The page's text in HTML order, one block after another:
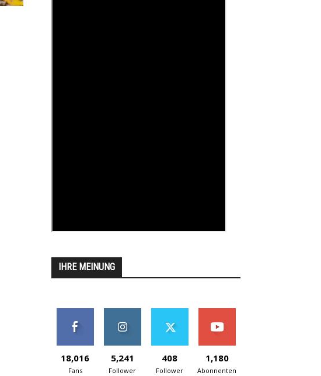
IHRE MEINUNG
18,016
Fans
5,241
Follower
408
Follower
1,180
Abonnenten